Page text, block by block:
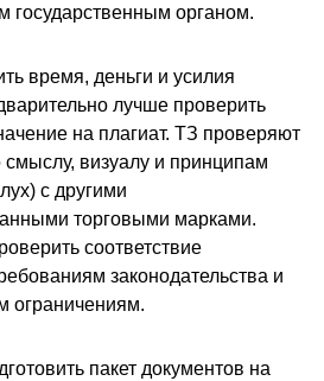
государственным органом.
время, деньги и усилия
лучше проверить
на плагиат. ТЗ проверяют
смыслу, визуалу и принципам
с другими
торговыми марками.
соответствие
законодательства и
ограничениям.
пакет документов на